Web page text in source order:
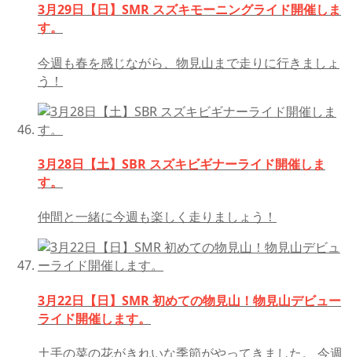
3月29日【日】SMR スズキモーニングライド開催しま
す。
今週も春を感じながら、物見山まで走りに行きましょ
う！
3月28日【土】SBR スズキビギナーライド開催しま
す。
仲間と一緒に今週も楽しく走りましょう！
3月22日【日】SMR 初めての物見山！物見山デビュー
ライド開催します。
土手の菜の花がきれいな季節がやってきました。 今週